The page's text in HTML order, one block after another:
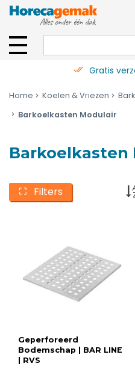
Gratis
Home Koelen & Vriezen
Barkoelkasten Modulair
Barkoelkasten
Filters
Geperforeerd
Bodemschap | BAR LINE
| RVS